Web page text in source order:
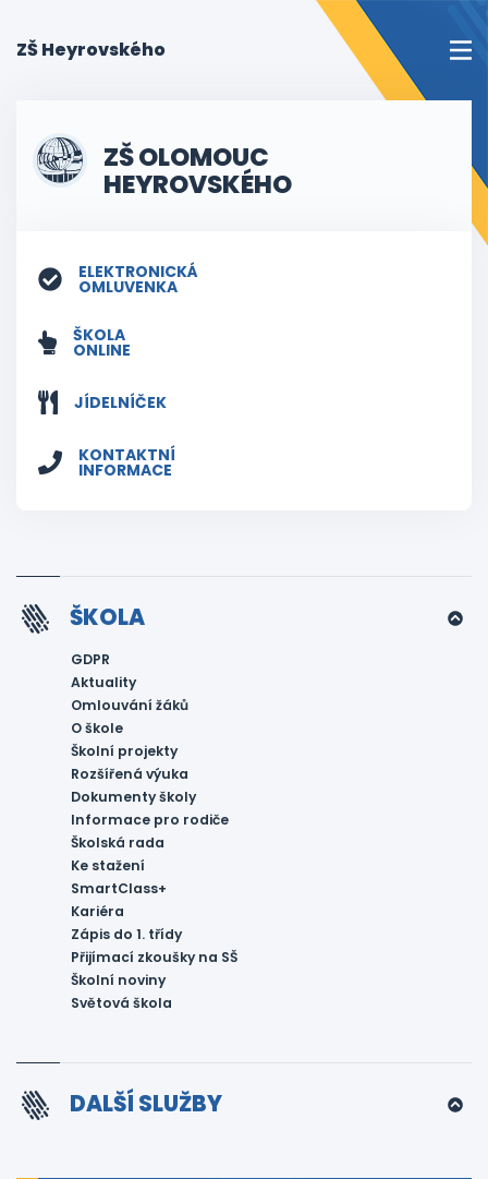
ZŠ Heyrovského
ZŠ OLOMOUC
HEYROVSKÉHO
ELEKTRONICKÁ
OMLUVENKA
ŠKOLA
ONLINE
JÍDELNÍČEK
KONTAKTNÍ
INFORMACE
ŠKOLA
GDPR
Aktuality
Omlouvání žáků
O škole
Školní projekty
Rozšířená výuka
Dokumenty školy
Informace pro rodiče
Školská rada
Ke stažení
SmartClass+
Kariéra
Zápis do 1. třídy
Přijímací zkoušky na SŠ
Školní noviny
Světová škola
DALŠÍ SLUŽBY